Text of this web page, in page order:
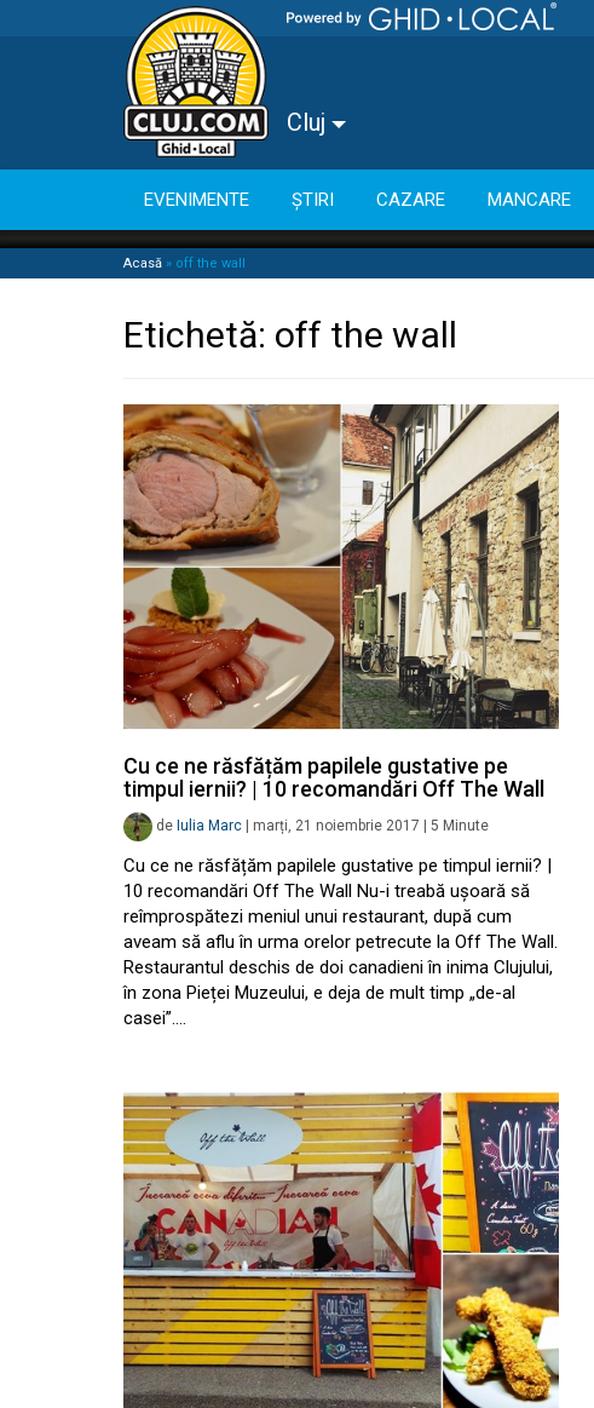
Cluj
EVENIMENTE ȘTIRI CAZARE MANCARE
Acasă » off the wall
Etichetă: off the wall
Cu ce ne răsfățăm papilele gustative pe
timpul iernii? | 10 recomandări Off The Wall
de Iulia Marc marți, 21 noiembrie 2017 5 Minute
Cu ce ne răsfățăm papilele gustative pe timpul iernii? |
10 recomandări Off The Wall Nu-i treabă ușoară să
reîmprospătezi meniul unui restaurant, după cum
aveam să aflu în urma orelor petrecute la Off The Wall.
Restaurantul deschis de doi canadieni în inima Clujului,
în zona Pieței Muzeului, e deja de mult timp „de-al
casei”.…